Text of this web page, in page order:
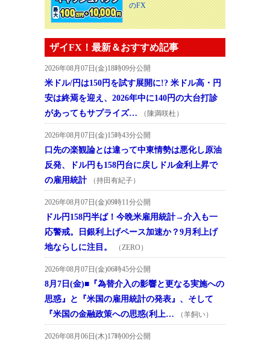
のFX
ザイFX！最新＆おすすめ記事
2026年08月07日(金)18時09分公開
米ドル/円は150円を試す展開に!? 米ドル高・円
安は終焉を迎え、2026年中に140円の大台打診
があってもサプライズ…
（陳満咲杜）
2026年08月07日(金)15時43分公開
口先の楽観論とは違って中東情勢は悪化し原油
反発、ドル円も158円台に戻しドル金利上昇で
の雇用統計
（持田有紀子）
2026年08月07日(金)09時11分公開
ドル円158円半ば！今晩米雇用統計→介入も一
応警戒。日銀利上げペース加速か？9月利上げ
地ならしに注目。
（ZERO）
2026年08月07日(金)06時45分公開
8月7日(金)■『為替介入の影響と更なる実施への
思惑』と『米国の雇用統計の発表』、そして
『米国の金融政策への思惑(利上…
（羊飼い）
2026年08月06日(木)17時00分公開